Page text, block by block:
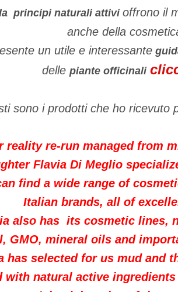
principi naturali attivi offrono il
anche della
un utile e interessante
delle piante officinali
sono i prodotti che ho ricevuto
reality re-run managed from
Flavia Di Meglio
find a wide range of
Italian brands, all of
also has its cosmetic lines,
GMO, mineral oils and
has selected for us mud and
with natural active